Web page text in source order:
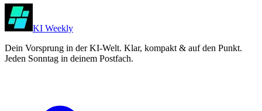
KI Weekly
Dein Vorsprung in der KI-Welt. Klar, kompakt & auf den Punkt.
Jeden Sonntag in deinem Postfach.